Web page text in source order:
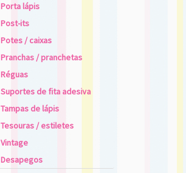
Porta lápis
Post-its
Potes / caixas
Pranchas / pranchetas
Réguas
Suportes de fita adesiva
Tampas de lápis
Tesouras / estiletes
Vintage
Desapegos